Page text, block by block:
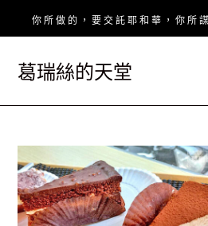
你 所 做 的 ， 要 交 託 耶 和 華 ， 你 所
葛瑞絲的天堂